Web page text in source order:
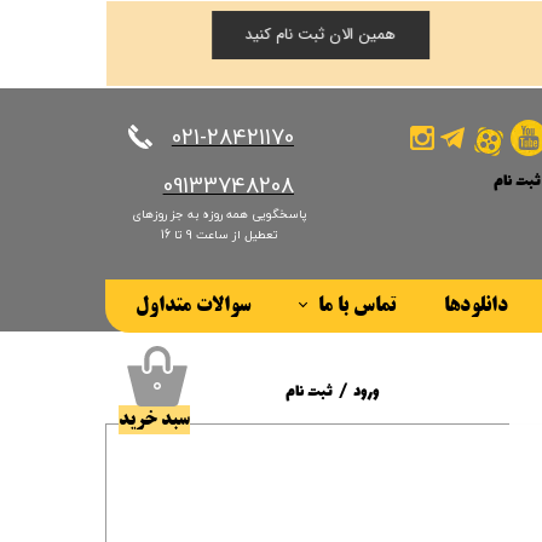
​​​​​​​021-28421170
​​​​​​​09133748208
پاسخگویی همه روزه به جز روزهای
تعطیل از ساعت 9 تا 16
دانلودها تماس با ما سوالات متداول
ثبت نام
من
واژه
همین الان ثبت نام کنید
۰
سبد خرید
ورود / ثبت نام
حساب کاربری من